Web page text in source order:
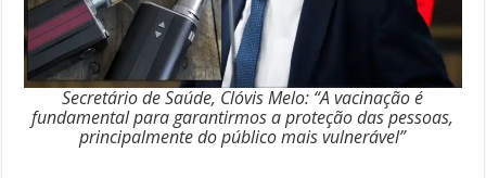
Secretário de Saúde, Clóvis Melo: “A vacinação é
fundamental para garantirmos a proteção das pessoas,
principalmente do público mais vulnerável”